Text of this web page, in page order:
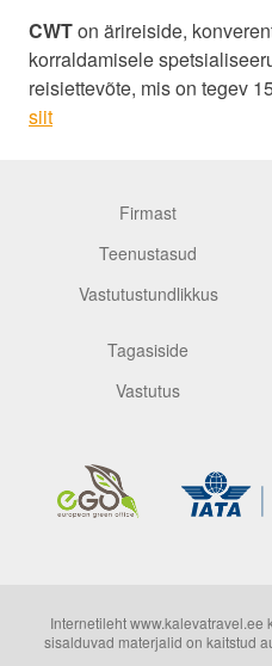
CWTon ärireiside,
korraldamisele
reisiettevõte, mis on tegev
siit
Firmast
Teenustasud
Vastutustundlikkus
Tagasiside
Vastutus
Internetileht www.kalevatravel.ee
sisalduvad materjalid on kaitstud